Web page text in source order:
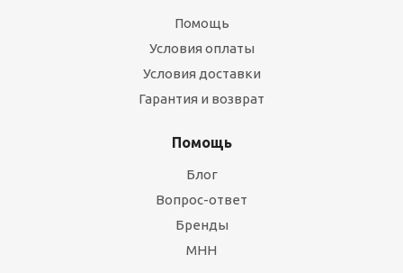
Помощь
Условия оплаты
Условия доставки
Гарантия и возврат
Помощь
Блог
Вопрос-ответ
Бренды
МНН